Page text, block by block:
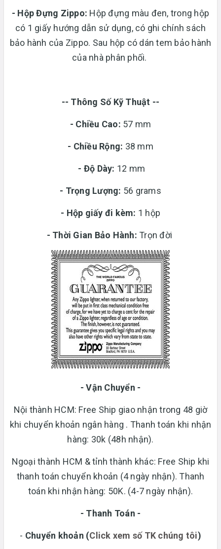
- Hộp Đựng Zippo: Hộp đựng màu đen, trong hộp
có 1 giấy hướng dẫn sử dụng, có ghi chính sách
bảo hành của Zippo. Sau hộp có dán tem bảo hành
của nhà phân phối.
-- Thông Số Kỹ Thuật --
- Chiều Cao: 57 mm
- Chiều Rộng: 38 mm
- Độ Dày: 12 mm
- Trọng Lượng: 56 grams
- Hộp giấy đi kèm: 1 hộp
- Thời Gian Bảo Hành: Trọn đời
- Vận Chuyển -
Nội thành HCM: Free Ship giao nhận trong 48 giờ
khi chuyển khoản ngân hàng . Thanh toán khi nhận
hàng: 30k (48h nhận).
Ngoại thành HCM & tỉnh thành khác: Free Ship khi
thanh toán chuyển khoản (4 ngày nhận). Thanh
toán khi nhận hàng: 50K. (4-7 ngày nhận).
- Thanh Toán -
- Chuyển khoản (Click xem số TK chúng tôi)